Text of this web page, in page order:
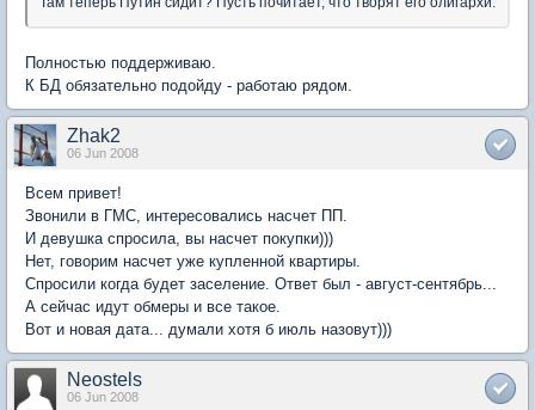
Полностью поддерживаю.
К БД обязательно подойду - работаю рядом.
Zhak2
06 Jun 2008
Всем привет!
Звонили в ГМС, интересовались насчет ПП.
И девушка спросила, вы насчет покупки)))
Нет, говорим насчет уже купленной квартиры.
Спросили когда будет заселение. Ответ был - август-сентябрь...
А сейчас идут обмеры и все такое.
Вот и новая дата... думали хотя б июль назовут)))
Neostels
06 Jun 2008